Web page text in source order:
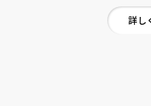
詳し